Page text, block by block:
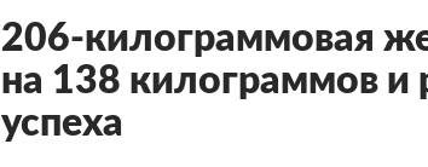
206-килограммовая
на 138 килограммов и
успеха